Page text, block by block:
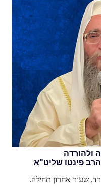
ולהורדה
פינטו שליט"א
שעור אחרון תחילה.